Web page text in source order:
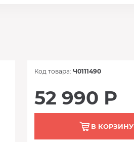
Код товара: Ч0111490
52 990 Р
В КОРЗИНУ